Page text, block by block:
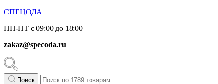
СПЕЦОДА
ПН-ПТ с 09:00 до 18:00
zakaz@specoda.ru
Поиск